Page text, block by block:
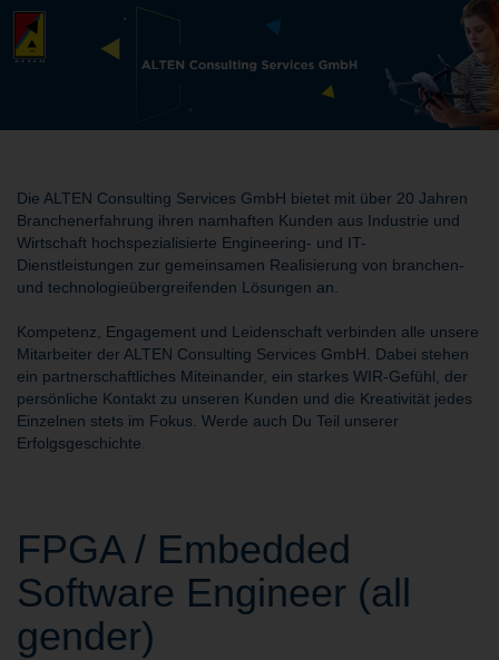
Die ALTEN Consulting Services GmbH bietet mit über 20 Jahren
Branchenerfahrung ihren namhaften Kunden aus Industrie und
Wirtschaft hochspezialisierte Engineering- und IT-
Dienstleistungen zur gemeinsamen Realisierung von branchen-
und technologieübergreifenden Lösungen an.
Kompetenz, Engagement und Leidenschaft verbinden alle unsere
Mitarbeiter der ALTEN Consulting Services GmbH. Dabei stehen
ein partnerschaftliches Miteinander, ein starkes WIR-Gefühl, der
persönliche Kontakt zu unseren Kunden und die Kreativität jedes
Einzelnen stets im Fokus. Werde auch Du Teil unserer
Erfolgsgeschichte.
FPGA / Embedded
Software Engineer (all
gender)